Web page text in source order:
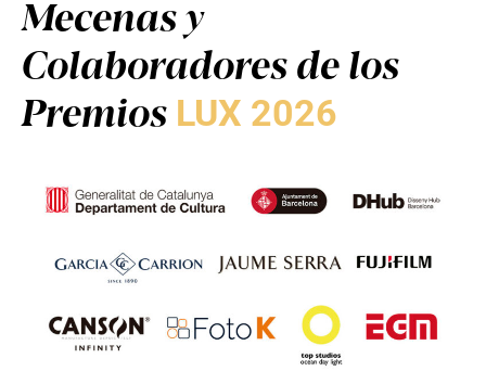
Mecenas y
Colaboradores de los
Premios LUX 2026